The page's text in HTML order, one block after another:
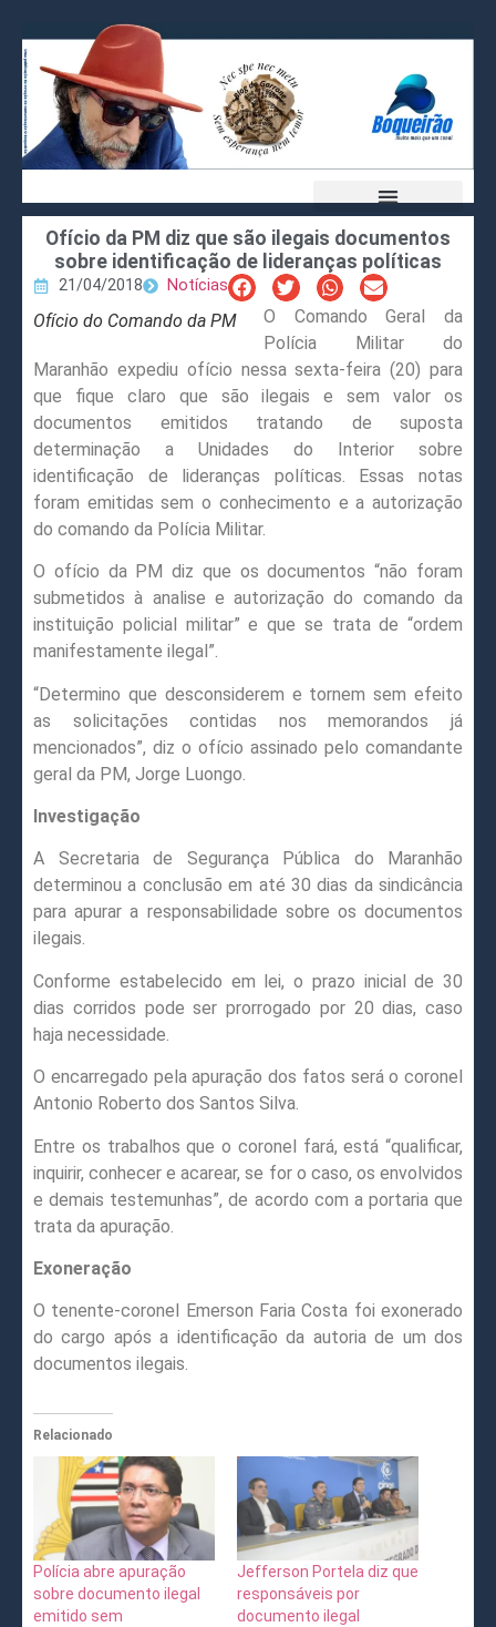
Ofício da PM diz que são ilegais documentos
sobre identificação de lideranças políticas
21/04/2018 Notícias
Ofício do Comando da PM
O Comando Geral da
Polícia Militar do
Maranhão expediu ofício nessa sexta-feira (20) para
que fique claro que são ilegais e sem valor os
documentos emitidos tratando de suposta
determinação a Unidades do Interior sobre
identificação de lideranças políticas. Essas notas
foram emitidas sem o conhecimento e a autorização
do comando da Polícia Militar.
O ofício da PM diz que os documentos “não foram
submetidos à analise e autorização do comando da
instituição policial militar” e que se trata de “ordem
manifestamente ilegal”.
“Determino que desconsiderem e tornem sem efeito
as solicitações contidas nos memorandos já
mencionados”, diz o ofício assinado pelo comandante
geral da PM, Jorge Luongo.
Investigação
A Secretaria de Segurança Pública do Maranhão
determinou a conclusão em até 30 dias da sindicância
para apurar a responsabilidade sobre os documentos
ilegais.
Conforme estabelecido em lei, o prazo inicial de 30
dias corridos pode ser prorrogado por 20 dias, caso
haja necessidade.
O encarregado pela apuração dos fatos será o coronel
Antonio Roberto dos Santos Silva.
Entre os trabalhos que o coronel fará, está “qualificar,
inquirir, conhecer e acarear, se for o caso, os envolvidos
e demais testemunhas”, de acordo com a portaria que
trata da apuração.
Exoneração
O tenente-coronel Emerson Faria Costa foi exonerado
do cargo após a identificação da autoria de um dos
documentos ilegais.
Relacionado
Polícia abre apuração
sobre documento ilegal
emitido sem
Jefferson Portela diz que
responsáveis por
documento ilegal